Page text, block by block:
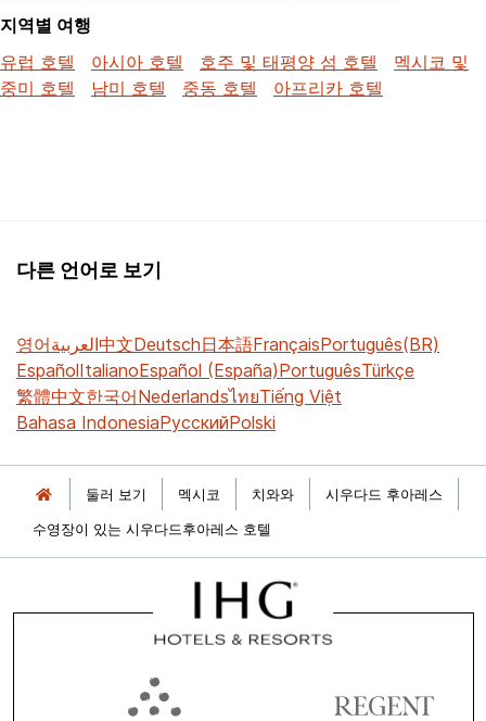
지역별 여행
유럽 호텔
아시아 호텔 호주 및 태평양 섬 호텔
멕시코 및
중미 호텔
남미 호텔 중동 호텔 아프리카 호텔
다른 언어로 보기
영어العربية中文Deutsch日本語FrançaisPortuguês(BR)
EspañolItalianoEspañol (España)PortuguêsTürkçe
繁體中文한국어NederlandsไทยTiếng Việt
Bahasa IndonesiaРусскийPolski
둘러 보기 멕시코 치와와
시우다드 후아레스
수영장이 있는 시우다드후아레스 호텔